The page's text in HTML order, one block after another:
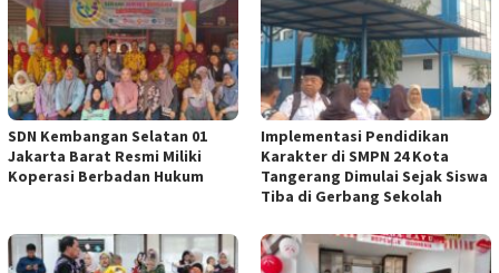
SDN Kembangan Selatan 01
Jakarta Barat Resmi Miliki
Koperasi Berbadan Hukum
Implementasi Pendidikan
Karakter di SMPN 24 Kota
Tangerang Dimulai Sejak Siswa
Tiba di Gerbang Sekolah